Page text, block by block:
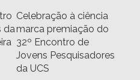
da
Celebração à ciência
marca premiação do
32º Encontro de
Jovens Pesquisadores
da UCS